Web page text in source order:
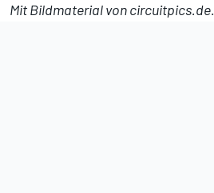
Mit Bildmaterial von circuitpics.de.